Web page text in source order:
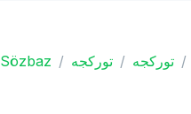
Sözbaz توركجه توركجه